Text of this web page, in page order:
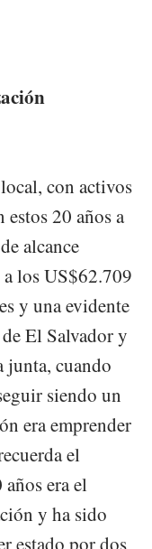
con activos
20 años a
alcance
los US$62.709
y una evidente
El Salvador y
junta, cuando
siendo un
era emprender
el
era el
y ha sido
estado por dos